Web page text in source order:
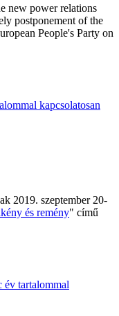
new power relations
postponement of the
People's Party on
kapcsolatosan
2019. szeptember 20-
és remény" című
tartalommal